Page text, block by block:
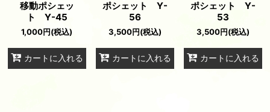
移動ポシェッ
ト Y-45
1,000円(税込)
カートに入れる
ポシェット Y-
56
3,500円(税込)
カートに入れる
ポシェット Y-
53
3,500円(税込)
カートに入れる